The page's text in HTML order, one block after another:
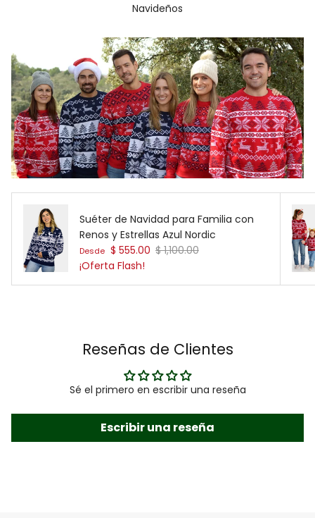
Navideños
Suéter de Navidad para Familia con
Renos y Estrellas Azul Nordic
Precio de venta
Desde $ 555.00 Precio normal
$ 1,100.00
¡Oferta Flash!
Reseñas de Clientes
Sé el primero en escribir una reseña
Escribir una reseña